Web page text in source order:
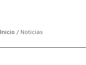
Inicio / Noticias